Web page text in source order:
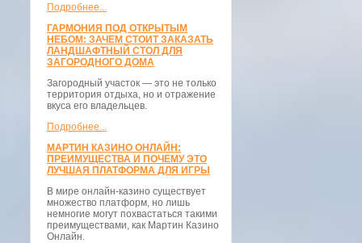
Подробнее...
ГАРМОНИЯ ПОД ОТКРЫТЫМ
НЕБОМ: ЗАЧЕМ СТОИТ ЗАКАЗАТЬ
ЛАНДШАФТНЫЙ СТОЛ ДЛЯ
ЗАГОРОДНОГО ДОМА
Загородный участок — это не только
территория отдыха, но и отражение
вкуса его владельцев.
Подробнее...
МАРТИН КАЗИНО ОНЛАЙН:
ПРЕИМУЩЕСТВА И ПОЧЕМУ ЭТО
ЛУЧШАЯ ПЛАТФОРМА ДЛЯ ИГРЫ
В мире онлайн-казино существует
множество платформ, но лишь
немногие могут похвастаться такими
преимуществами, как Мартин Казино
Онлайн.